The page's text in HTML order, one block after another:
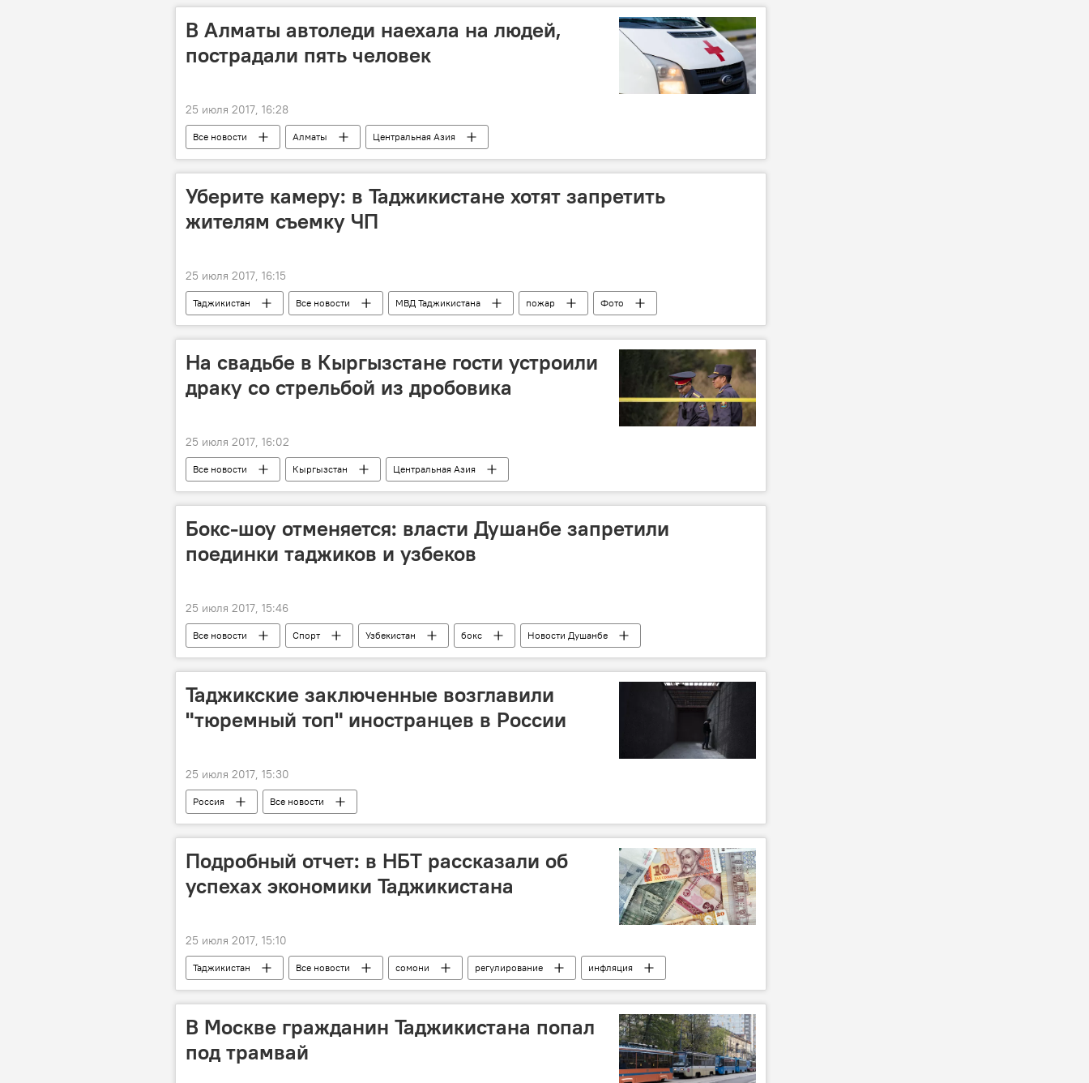
В Алматы автоледи наехала на людей,
пострадали пять человек
25 июля 2017, 16:28
Все новости Алматы Центральная Азия
Уберите камеру: в Таджикистане хотят запретить
жителям съемку ЧП
25 июля 2017, 16:15
Таджикистан Все новости МВД Таджикистана пожар
Фото
Видео
Происшествия, ЧП, криминал
На свадьбе в Кыргызстане гости устроили
драку со стрельбой из дробовика
25 июля 2017, 16:02
Все новости Кыргызстан Центральная Азия
Бокс-шоу отменяется: власти Душанбе запретили
поединки таджиков и узбеков
25 июля 2017, 15:46
Все новости Спорт Узбекистан бокс
Новости Душанбе
Узбекистан и Таджикистан: новости
Таджикистан
Таджикские заключенные возглавили
"тюремный топ" иностранцев в России
25 июля 2017, 15:30
Россия Все новости
Подробный отчет: в НБТ рассказали об
успехах экономики Таджикистана
25 июля 2017, 15:10
Таджикистан Все новости сомони регулирование
инфляция
удерживание инфляции
Нацбанк Таджикистана кредиты банк
В Москве гражданин Таджикистана попал
под трамвай